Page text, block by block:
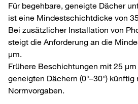
Für begehbare, geneigte Dächer
ist eine Mindestschichtdicke von
Bei zusätzlicher Installation von
steigt die Anforderung an die
µm.
Frühere Beschichtungen mit 25
geneigten Dächern (0°–30°)
Normvorgaben.